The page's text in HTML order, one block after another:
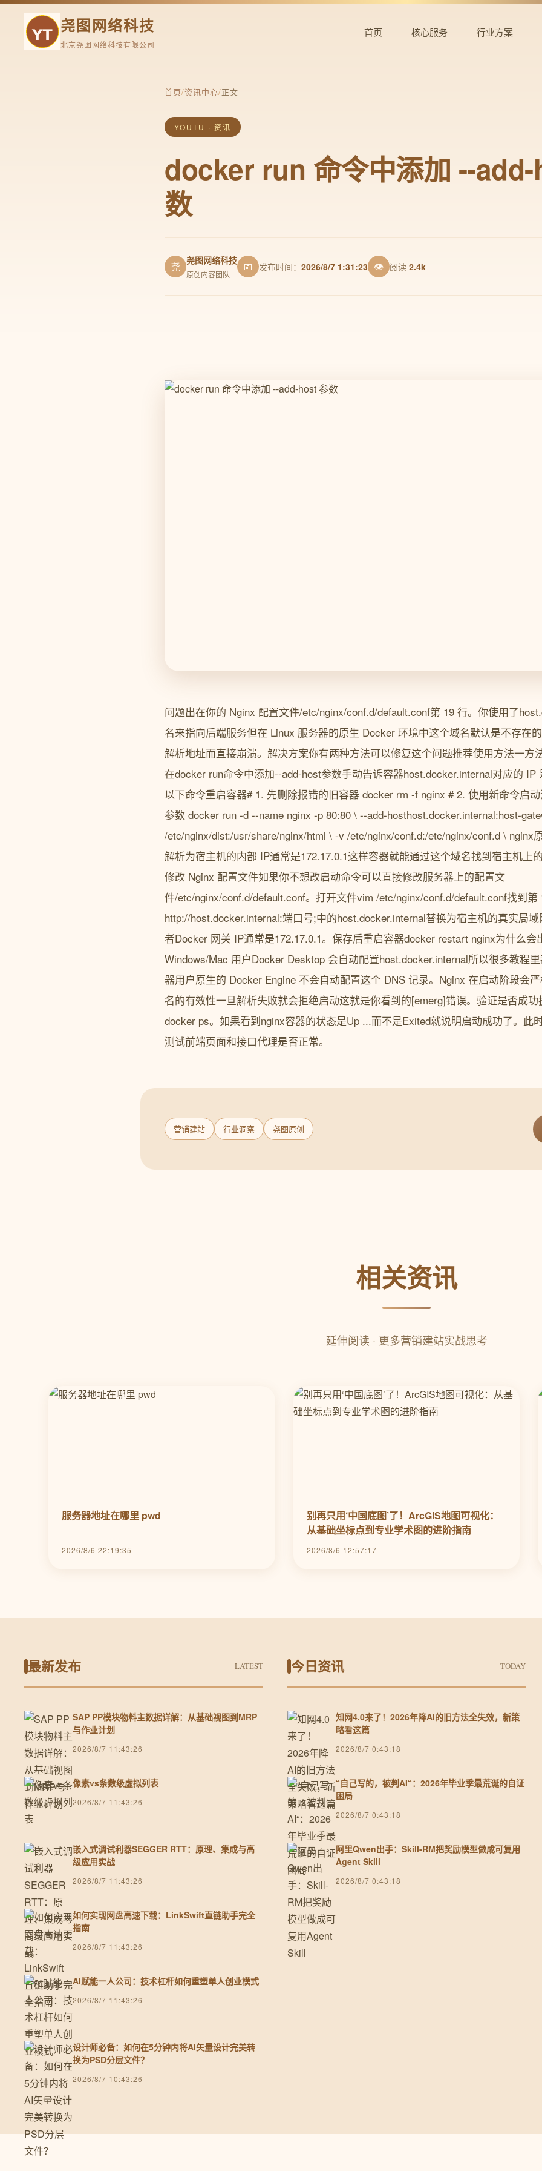
尧图网络科技
北京尧图网络科技有限公司
首页 核心服务 行业方案
首页/资讯中心/正文
YOUTU · 资讯
docker run 命令中添加 --
数
尧 尧图网络科技
原创内容团队
📅 发布时间： 2026/8/7 1:31:23 👁 阅读 2.4k
问题出在你的 Nginx 配置文件/etc/nginx/conf.d/default.conf第 19 行。你使用了
名来指向后端服务但在 Linux 服务器的原生 Docker 环境中这个域名默认是不存在
解析地址而直接崩溃。解决方案你有两种方法可以修复这个问题推荐使用方法一方
在docker run命令中添加--add-host参数手动告诉容器host.docker.internal对应的 IP
以下命令重启容器# 1. 先删除报错的旧容器 docker rm -f nginx # 2. 使用新命令启
参数 docker run -d --name nginx -p 80:80 \ --add-hosthost.docker.internal:host-
/etc/nginx/dist:/usr/share/nginx/html \ -v /etc/nginx/conf.d:/etc/nginx/conf.d \ nginx
解析为宿主机的内部 IP通常是172.17.0.1这样容器就能通过这个域名找到宿主机上
修改 Nginx 配置文件如果你不想改启动命令可以直接修改服务器上的配置文
件/etc/nginx/conf.d/default.conf。打开文件vim /etc/nginx/conf.d/default.conf找到
http://host.docker.internal:端口号;中的host.docker.internal替换为宿主机的真实局
者Docker 网关 IP通常是172.17.0.1。保存后重启容器docker restart nginx为什么会
Windows/Mac 用户Docker Desktop 会自动配置host.docker.internal所以很多教程
器用户原生的 Docker Engine 不会自动配置这个 DNS 记录。Nginx 在启动阶段会
名的有效性一旦解析失败就会拒绝启动这就是你看到的[emerg]错误。验证是否成
docker ps。如果看到nginx容器的状态是Up ...而不是Exited就说明启动成功了。此
测试前端页面和接口代理是否正常。
营销建站 行业洞察 尧图原创
相关资讯
延伸阅读 · 更多营销建站实战思考
服务器地址在哪里 pwd
2026/8/6 22:19:35
别再只用‘中国底图’了！ArcGIS地图可视化：
从基础坐标点到专业学术图的进阶指南
2026/8/6 12:57:17
最新发布 LATEST
SAP PP模块物料主数据详解：从基础视图到MRP
与作业计划
2026/8/7 11:43:26
像素vs条数级虚拟列表
2026/8/7 11:43:26
嵌入式调试利器SEGGER RTT：原理、集成与高
级应用实战
2026/8/7 11:43:26
如何实现网盘高速下载：LinkSwift直链助手完全
指南
2026/8/7 11:43:26
AI赋能一人公司：技术杠杆如何重塑单人创业模式
2026/8/7 11:43:26
设计师必备：如何在5分钟内将AI矢量设计完美转
换为PSD分层文件？
2026/8/7 10:43:26
今日资讯 TODAY
知网4.0来了！2026年降AI的旧方法全失效，新策
略看这篇
2026/8/7 0:43:18
“自己写的，被判AI“：2026年毕业季最荒诞的自证
困局
2026/8/7 0:43:18
阿里Qwen出手：Skill-RM把奖励模型做成可复用
Agent Skill
2026/8/7 0:43:18